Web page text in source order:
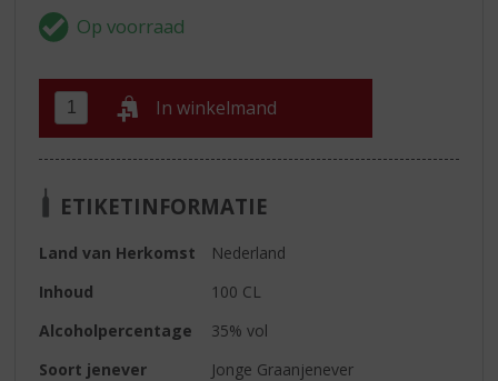
In winkelmand
ETIKETINFORMATIE
Land van Herkomst
Nederland
Inhoud
100 CL
Alcoholpercentage
35% vol
Soort jenever
Jonge Graanjenever